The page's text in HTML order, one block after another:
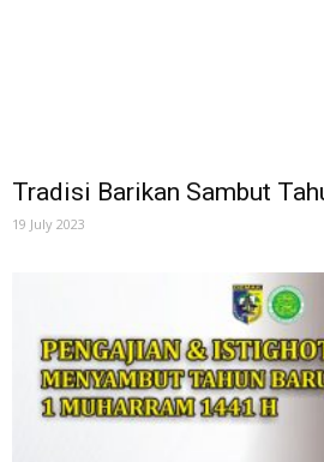
Tradisi Barikan Sambut
19 July 2023